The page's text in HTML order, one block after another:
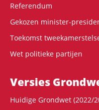
Referendum
Gekozen minister-
Toekomst
Wet politieke partijen
Versies
Huidige Grondwet (2022/